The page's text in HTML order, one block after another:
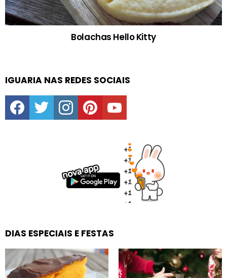
Bolachas Hello Kitty
IGUARIA NAS REDES SOCIAIS
facebooktwitter instagrampinterestyoutube
DIAS ESPECIAIS E FESTAS